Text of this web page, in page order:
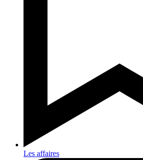
Les affaires